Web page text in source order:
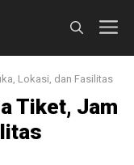
Lokasi, dan Fasilitas
Tiket, Jam